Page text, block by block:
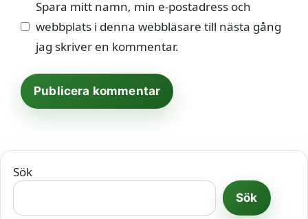
Spara mitt namn, min e-postadress och
webbplats i denna webbläsare till nästa gång
jag skriver en kommentar.
Sök
Sök